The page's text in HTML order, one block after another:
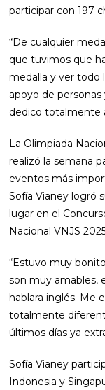
participar con 197
“De cualquier
que tuvimos que
medalla y ver todo
apoyo de
dedico totalmente
La Olimpiada
realizó la semana
eventos más
Sofía Vianey logró
lugar en el
Nacional VNJS
“Estuvo muy
son muy amables,
hablara inglés. Me
totalmente
últimos días ya
Sofía Vianey
Indonesia y